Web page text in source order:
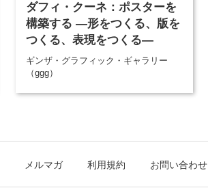
ダフィ・クーネ：ポスターを
構築する ―形をつくる、版を
つくる、表現をつくる―
ギンザ・グラフィック・ギャラリー
（ggg）
メルマガ 利用規約 お問い合わせ